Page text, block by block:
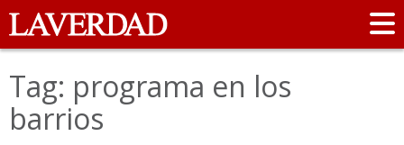
Tag: programa en los
barrios